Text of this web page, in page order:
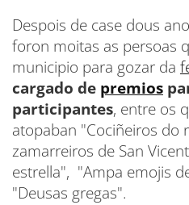
Despois de case dous
foron moitas as persoas
municipio para gozar da
cargado de premios
participantes, entre os
atopaban "Cociñeiros do
zamarreiros de San
estrella", "Ampa emojis
"Deusas gregas".